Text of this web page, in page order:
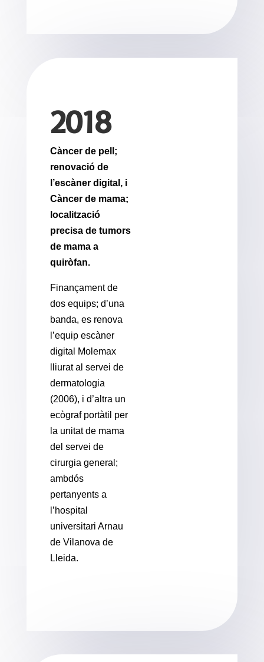
2018
Càncer de pell;
renovació de
l’escàner digital, i
Càncer de mama;
localització
precisa de tumors
de mama a
quiròfan.
Finançament de
dos equips; d’una
banda, es renova
l’equip escàner
digital Molemax
lliurat al servei de
dermatologia
(2006), i d’altra un
ecògraf portàtil per
la unitat de mama
del servei de
cirurgia general;
ambdós
pertanyents a
l’hospital
universitari Arnau
de Vilanova de
Lleida.